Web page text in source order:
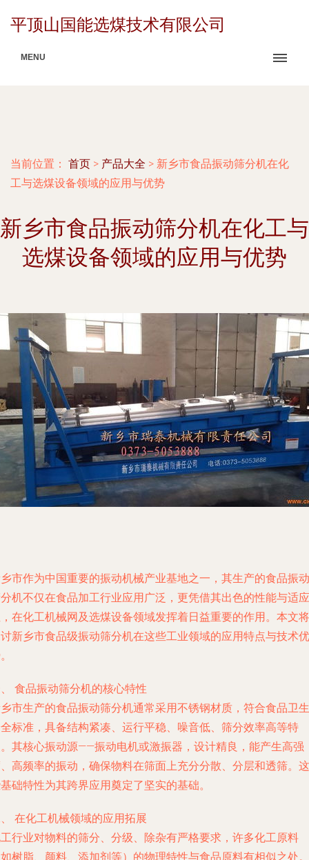
平顶山国能选煤技术有限公司
MENU
当前位置： 首页 > 产品大全 > 新乡市食品振动筛分机在化
工与选煤设备领域的应用与优势
新乡市食品振动筛分机在化工与
选煤设备领域的应用与优势
市作为中国重要的振动机械产业基地之一，其生产的食品振动
机不仅在食品加工行业应用广泛，更凭借其出色的性能与适应
在化工机械网及选煤设备领域发挥着日益重要的作用。本文将
新乡市食品级振动筛分机在这些工业领域的应用特点与技术优
食品振动筛分机的核心特性
市生产的食品振动筛分机通常采用不锈钢材质，符合食品卫生
标准，具备结构紧凑、运行平稳、噪音低、筛分效率高等特
其核心振动源——振动电机或激振器，设计精良，能产生高强
高频率的振动，确保物料在筛面上充分分散、分层和透筛。这
础特性为其跨界应用奠定了坚实的基础。
在化工机械领域的应用拓展
行业对物料的筛分、分级、除杂有严格要求，许多化工原料
树脂、颜料、添加剂等）的物理特性与食品原料有相似之处。